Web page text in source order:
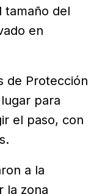
tamaño del
en
de Protección
para
el paso, con
a la
la zona